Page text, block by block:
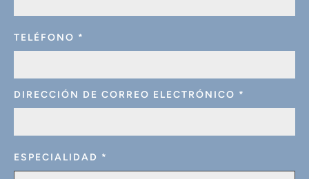
TELÉFONO *
DIRECCIÓN DE CORREO ELECTRÓNICO *
ESPECIALIDAD *